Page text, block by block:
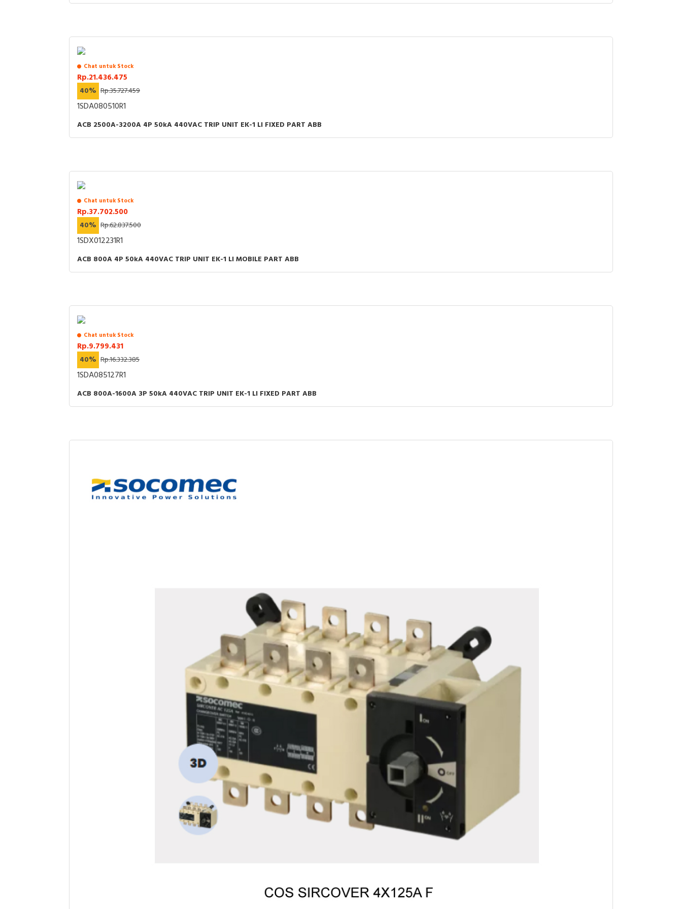
Chat untuk Stock
Rp.21.436.475
40% Rp.35.727.459
1SDA080510R1
ACB 2500A-3200A 4P 50kA 440VAC TRIP UNIT EK-1 LI FIXED PART ABB
Chat untuk Stock
Rp.37.702.500
40% Rp.62.837.500
1SDX012231R1
ACB 800A 4P 50kA 440VAC TRIP UNIT EK-1 LI MOBILE PART ABB
Chat untuk Stock
Rp.9.799.431
40% Rp.16.332.385
1SDA085127R1
ACB 800A-1600A 3P 50kA 440VAC TRIP UNIT EK-1 LI FIXED PART ABB